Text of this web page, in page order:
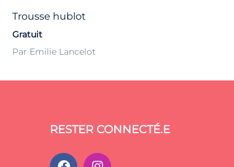
Trousse hublot
Gratuit
Par Emilie Lancelot
RESTER CONNECTÉ.E